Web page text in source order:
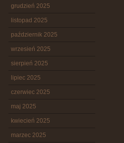
grudzień 2025
listopad 2025
październik 2025
wrzesień 2025
sierpień 2025
lipiec 2025
czerwiec 2025
maj 2025
kwiecień 2025
marzec 2025